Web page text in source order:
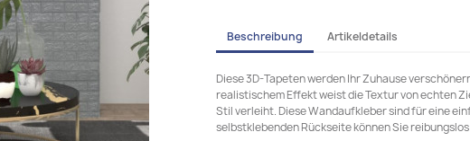
Beschreibung Artikeldetails
Diese 3D-Tapeten werden Ihr Zuhause
realistischem Effekt weist die Textur von echten
Stil verleiht. Diese Wandaufkleber sind für eine
selbstklebenden Rückseite können Sie